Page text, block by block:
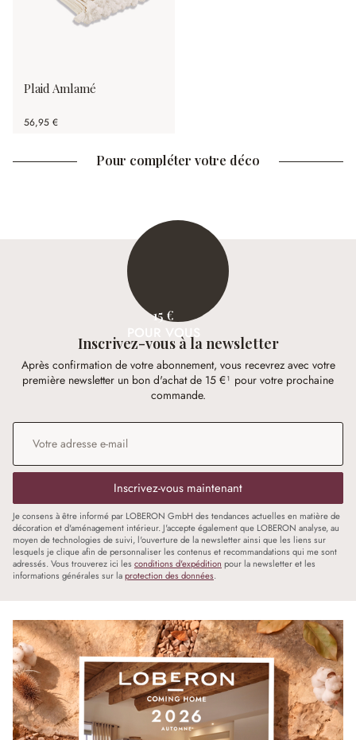
Plaid Amlamé
56,95 €
Pour compléter votre déco
15 €
POUR VOUS
Inscrivez-vous à la newsletter
Après confirmation de votre abonnement, vous recevrez avec votre
première newsletter un bon d'achat de 15 €¹ pour votre prochaine
commande.
Adresse e-mail
Inscrivez-vous maintenant
Je consens à être informé par LOBERON GmbH des tendances actuelles en matière de
décoration et d'aménagement intérieur. J'accepte également que LOBERON analyse, au
moyen de technologies de suivi, l'ouverture de la newsletter ainsi que les liens sur
lesquels je clique afin de personnaliser les contenus et recommandations qui me sont
adressés. Vous trouverez ici les conditions d'expédition pour la newsletter et les
informations générales sur laprotection des données.